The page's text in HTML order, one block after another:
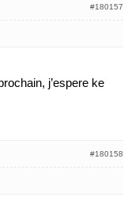
#180157
j’espere ke
#180158